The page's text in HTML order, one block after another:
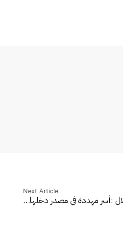
Next Article
:أسر مهددة في مصدر دخلها…